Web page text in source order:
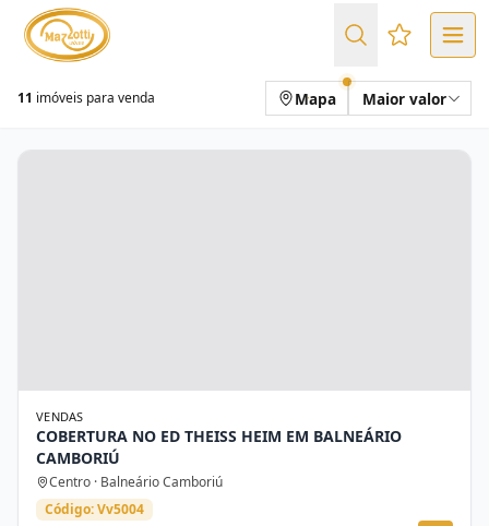
Favoritos
11 imóveis para venda Mapa Maior valor
VENDAS
COBERTURA NO ED THEISS HEIM EM BALNEÁRIO
CAMBORIÚ
Centro · Balneário Camboriú
Código: Vv5004